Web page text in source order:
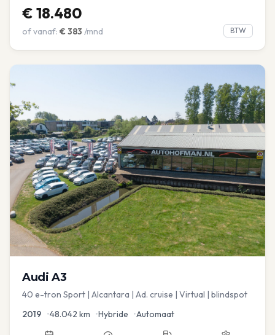
€ 18.480
of vanaf: € 383 /mnd BTW
Audi A3
40 e-tron Sport | Alcantara | Ad. cruise | Virtual | blindspot
2019 •48.042 km •Hybride •Automaat